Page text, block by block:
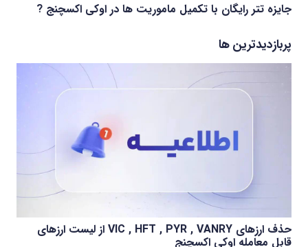
جایزه تتر رایگان با تکمیل ماموریت ها در اوکی اکسچنج ?
پربازدیدترین ها
حذف ارزهای VIC , HFT , PYR , VANRY از لیست ارزهای
قابل معامله اوکی اکسچنج